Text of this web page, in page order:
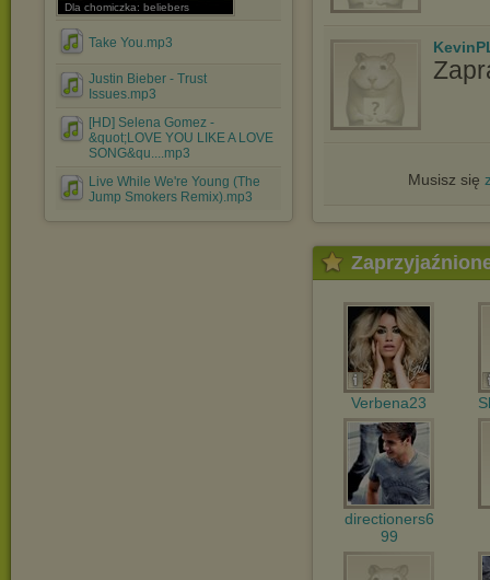
Dla chomiczka: beliebers
Take You.mp3
Justin Bieber - Trust
Issues.mp3
[HD] Selena Gomez -
&quot;LOVE YOU LIKE A LOVE
SONG&qu....mp3
Live While We're Young (The
Jump Smokers Remix).mp3
Musisz się
Verbena23
directioners6
99